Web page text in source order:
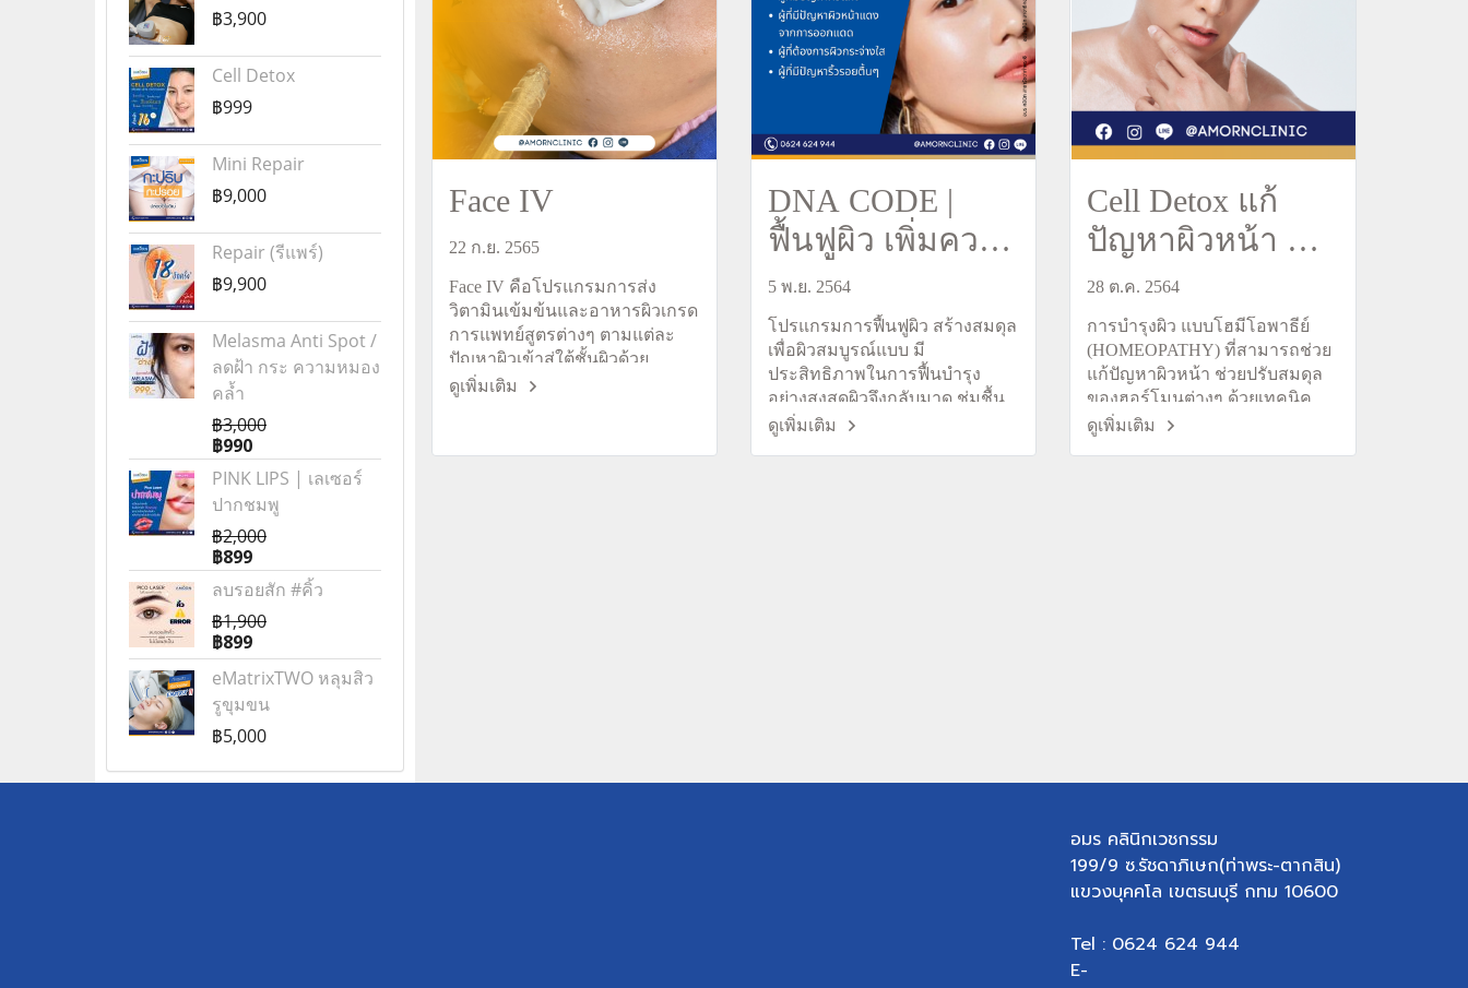
Face IV
22 ก.ย. 2565
Face IV คือโปรแกรมการส่ง
วิตามินเข้มข้นและอาหารผิวเกรด
การแพทย์สูตรต่างๆ ตามแต่ละ
ปัญหาผิวเข้าสู่ใต้ชั้นผิวด้วย
เทคโนโลยีแรงดันน้ำและ
เทียบเท่ากับการฉีดวิตามินเข้าสู่
ดูเพิ่มเติม
DNA CODE |
ฟื้นฟูผิว เพิ่มความ
ชุ่มชื่น
5 พ.ย. 2564
โปรแกรมการฟื้นฟูผิว สร้างสมดุล
เพื่อผิวสมบูรณ์แบบ มี
ประสิทธิภาพในการฟื้นบำรุง
อย่างสูงสุดผิวจึงกลับมาดู ชุ่มชื้น
เรียบเนียน และกระจ่างใสขึ้น
ดูเพิ่มเติม
Cell Detox แก้
ปัญหาผิวหน้า ผื่น
สิว ฝ้า จุดด่างดำ
28 ต.ค. 2564
การบำรุงผิว แบบโฮมีโอพาธีย์
(HOMEOPATHY) ที่สามารถช่วย
แก้ปัญหาผิวหน้า ช่วยปรับสมดุล
ของฮอร์โมนต่างๆ ด้วยเทคนิค
พิเศษช่วยขับสารพิษที่ตกค้างอยู่
ดูเพิ่มเติม
฿3,900
Cell Detox
฿999
Mini Repair
฿9,000
Repair (รีแพร์)
฿9,900
Melasma Anti Spot /
ลดฝ้า กระ ความหมอง
คล้ำ
฿3,000
฿990
PINK LIPS | เลเซอร์
ปากชมพู
฿2,000
฿899
ลบรอยสัก #คิ้ว
฿1,900
฿899
eMatrixTWO หลุมสิว
รูขุมขน
฿5,000
อมร คลินิกเวชกรรม
199/9 ซ.รัชดาภิเษก(ท่าพระ-ตากสิน)
แขวงบุคคโล เขตธนบุรี กทม 10600
Tel : 0624 624 944
E-